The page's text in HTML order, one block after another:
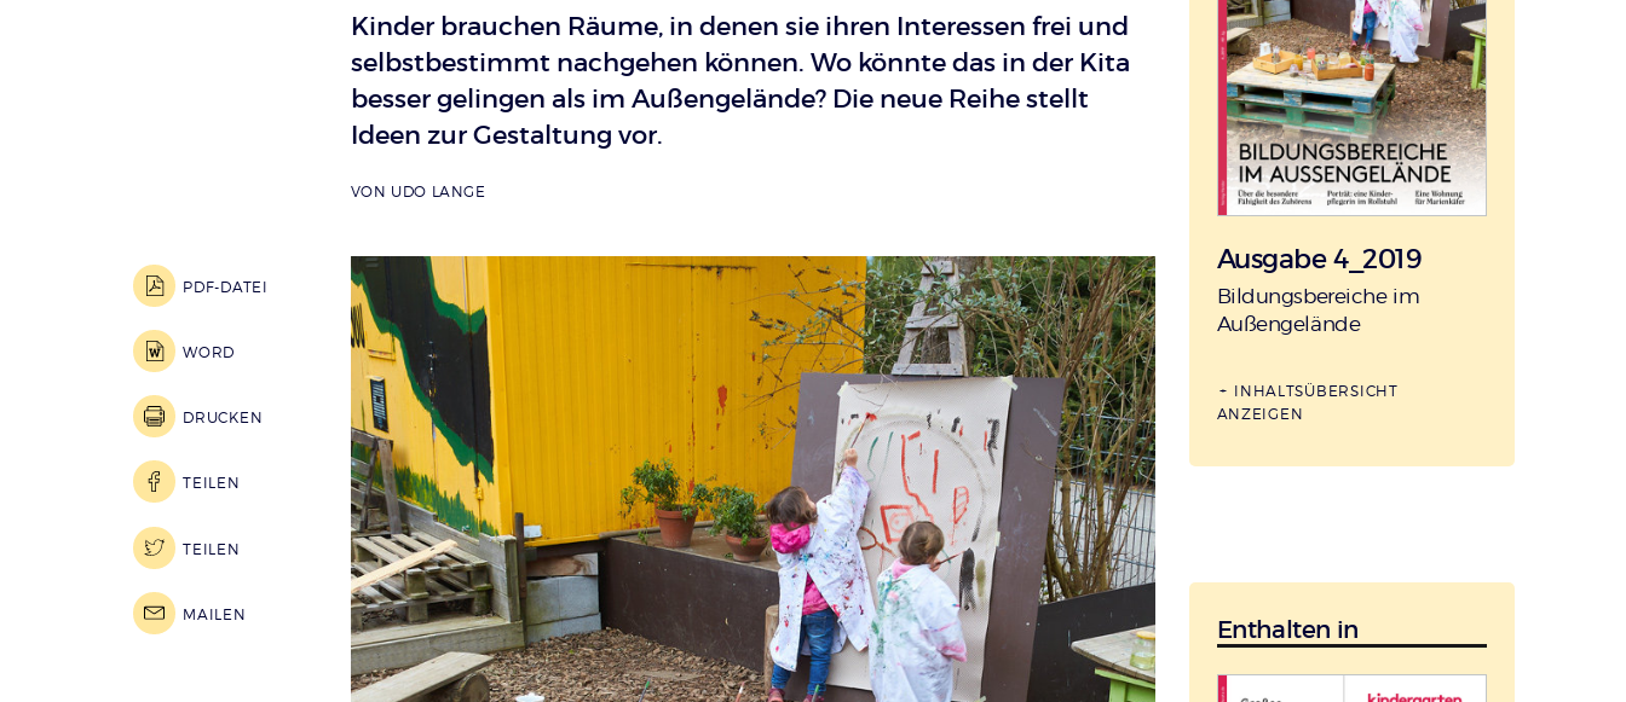
Kinder brauchen Räume, in denen sie ihren Interessen frei und
selbstbestimmt nachgehen können. Wo könnte das in der Kita
besser gelingen als im Außengelände? Die neue Reihe stellt
Ideen zur Gestaltung vor.
VON UDO LANGE
PDF-DATEI
WORD
DRUCKEN
TEILEN
TEILEN
MAILEN
Ausgabe 4_2019
:
Bildungsbereiche im
Außengelände
INHALTSÜBERSICHT
ANZEIGEN
Enthalten in